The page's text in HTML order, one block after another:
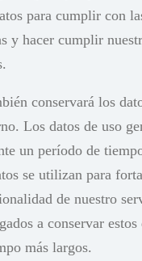
para cumplir con
y hacer cumplir
conservará los
Los datos de uso
un período de
se utilizan para
de nuestro
a conservar estos
más largos.